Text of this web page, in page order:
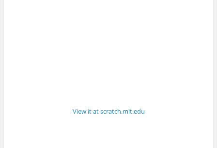
View it at scratch.mit.edu